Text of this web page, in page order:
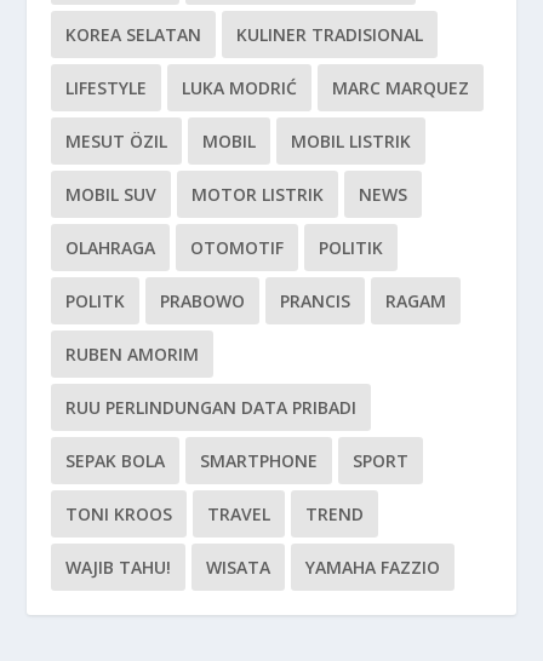
KOREA SELATAN KULINER TRADISIONAL
LIFESTYLE LUKA MODRIĆ MARC MARQUEZ
MESUT ÖZIL MOBIL MOBIL LISTRIK
MOBIL SUV MOTOR LISTRIK NEWS
OLAHRAGA OTOMOTIF POLITIK
POLITK PRABOWO PRANCIS RAGAM
RUBEN AMORIM
RUU PERLINDUNGAN DATA PRIBADI
SEPAK BOLA SMARTPHONE SPORT
TONI KROOS TRAVEL TREND
WAJIB TAHU! WISATA YAMAHA FAZZIO